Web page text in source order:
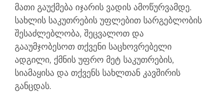
მათი გაუქმება იჯარის ვადის ამოწურვამდე.
სახლის საკუთრების უფლებით სარგებლობის
შესაძლებლობა, შეცვალოთ და
გააუმჯობესოთ თქვენი საცხოვრებელი
ადგილი, ქმნის უფრო მეტ საკუთრების,
სიამაყისა და თქვენს სახლთან კავშირის
განცდას.